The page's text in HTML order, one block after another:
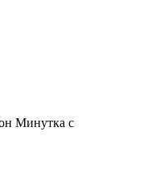
Минутка с